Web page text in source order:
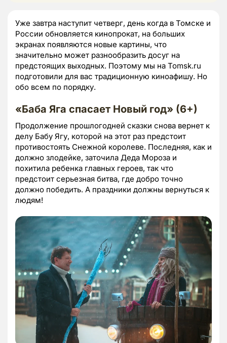
Уже завтра наступит четверг, день когда в Томске и
России обновляется кинопрокат, на больших
экранах появляются новые картины, что
значительно может разнообразить досуг на
предстоящих выходных. Поэтому мы на Tomsk.ru
подготовили для вас традиционную киноафишу. Но
обо всем по порядку.
«Баба Яга спасает Новый год» (6+)
Продолжение прошлогодней сказки снова вернет к
делу Бабу Ягу, которой на этот раз предстоит
противостоять Снежной королеве. Последняя, как и
должно злодейке, заточила Деда Мороза и
похитила ребенка главных героев, так что
предстоит серьезная битва, где добро точно
должно победить. А праздники должны вернуться к
людям!